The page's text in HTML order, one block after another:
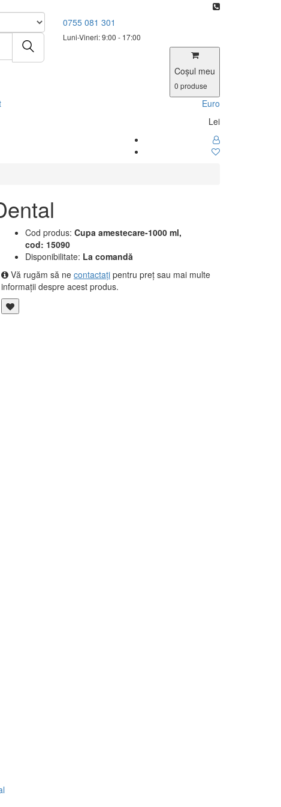
0755 081 301
Luni-Vineri: 9:00 - 17:00
Coşul meu
0 produse
Euro
Lei
Cod produs: Cupa amestecare-1000 ml,
cod: 15090
Disponibilitate: La comandă
Vă rugăm să ne contactați pentru preț sau mai multe
informații despre acest produs.